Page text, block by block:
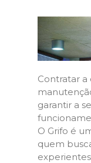
Contratar a
garantir a
O Grifo é
quem